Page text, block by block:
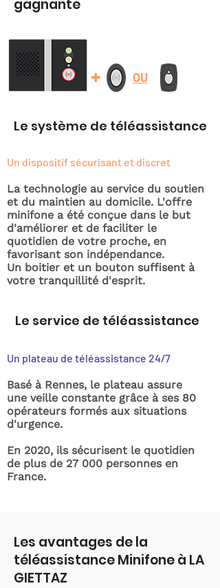
gagnante
+ OU
Le système de téléassistance
Un dispositif sécurisant et discret
La technologie au service du soutien
et du maintien au domicile. L'offre
minifone a été conçue dans le but
d'améliorer et de faciliter le
quotidien de votre proche, en
favorisant son indépendance.
Un boitier et un bouton suffisent à
votre tranquillité d'esprit.
Le service de téléassistance
Un plateau de téléassistance 24/7
Basé à Rennes, le plateau assure
une veille constante grâce à ses 80
opérateurs formés aux situations
d'urgence.
En 2020, ils sécurisent le quotidien
de plus de 27 000 personnes en
France.
Les avantages de la
téléassistance Minifone à LA
GIETTAZ